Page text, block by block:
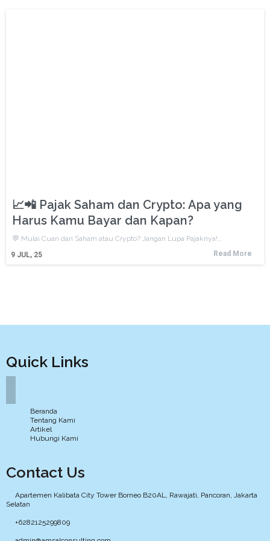
📈📲 Pajak Saham dan Crypto: Apa yang
Harus Kamu Bayar dan Kapan?
9 JUL, 25
💬 Mulai Cuan dari Saham atau Crypto? Jangan Lupa Pajaknya!…
Read More
Quick Links
Beranda
Tentang Kami
Artikel
Hubungi Kami
Contact Us
Apartemen Kalibata City Tower Borneo B20AL, Rawajati, Pancoran, Jakarta
Selatan
+6282125299809